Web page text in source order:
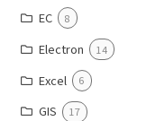
EC 8
Electron 14
Excel 6
GIS 17